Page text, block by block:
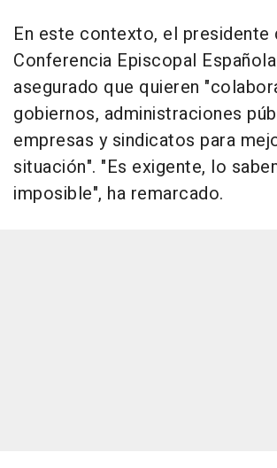
En este contexto, el presidente
Conferencia Episcopal
asegurado que quieren
gobiernos, administraciones
empresas y sindicatos para
situación". "Es exigente, lo
imposible", ha remarcado.